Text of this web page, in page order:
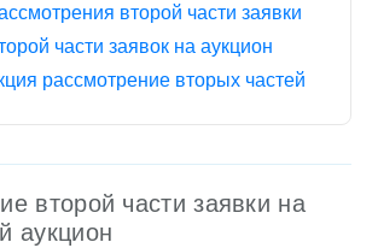
второй части заявки
части заявок на аукцион
рассмотрение вторых частей
второй части заявки на
аукцион